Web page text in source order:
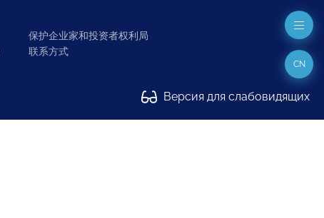
保护企业家和投资者权利局
联系方式
Версия для слабовидящих
CN